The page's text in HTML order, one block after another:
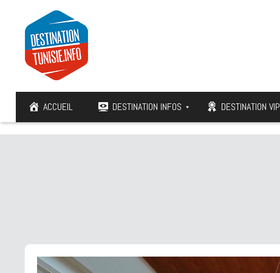
ACCUEIL DESTINATION INFOS DESTINATION VIP